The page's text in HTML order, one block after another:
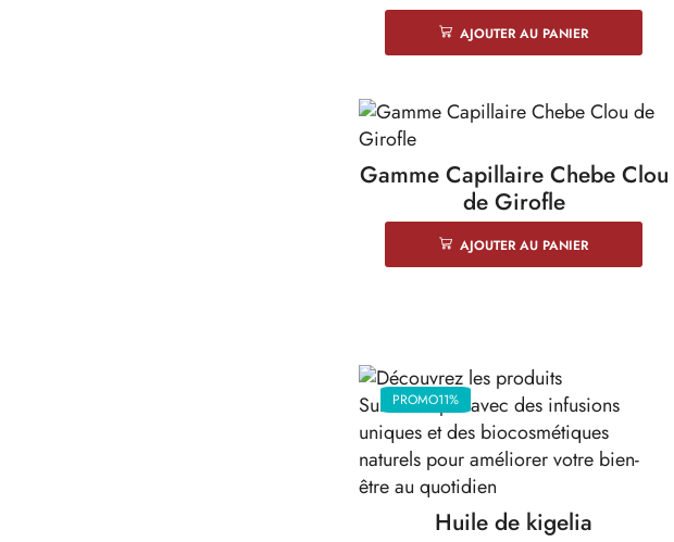
AJOUTER AU PANIER
Gamme Capillaire Chebe Clou
de Girofle
AJOUTER AU PANIER
PROMO11%
Huile de kigelia